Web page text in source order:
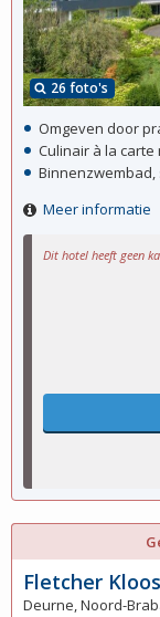
Dit hotel heeft geen
26 foto's
Omgeven door
Culinair à la
Meer informatie
Fletcher
Deurne, Noord-